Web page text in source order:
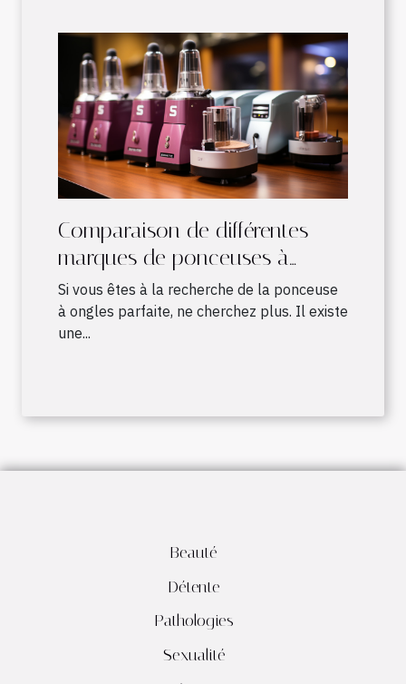
Comparaison de différentes
marques de ponceuses à
ongles
Si vous êtes à la recherche de la ponceuse
à ongles parfaite, ne cherchez plus. Il existe
une...
Beauté
Détente
Pathologies
Sexualité